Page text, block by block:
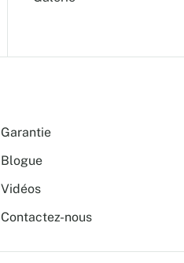
Garantie
Blogue
Vidéos
Contactez-nous